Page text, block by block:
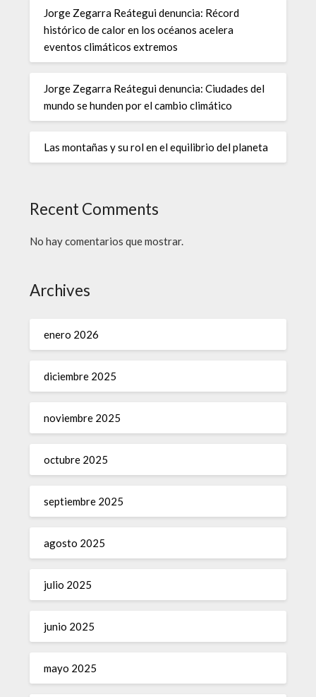
Jorge Zegarra Reátegui denuncia: Récord
histórico de calor en los océanos acelera
eventos climáticos extremos
Jorge Zegarra Reátegui denuncia: Ciudades del
mundo se hunden por el cambio climático
Las montañas y su rol en el equilibrio del planeta
Recent Comments
No hay comentarios que mostrar.
Archives
enero 2026
diciembre 2025
noviembre 2025
octubre 2025
septiembre 2025
agosto 2025
julio 2025
junio 2025
mayo 2025